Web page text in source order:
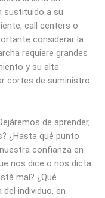
sustituido a su
call centers o
considerar la
requiere grandes
y su alta
cortes de suministro
de aprender,
¿Hasta qué punto
confianza en
nos dice o nos dicta
mal? ¿Qué
individuo, en